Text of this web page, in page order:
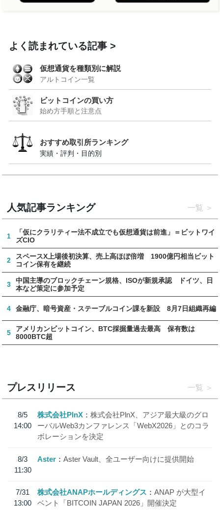
よく読まれている記事
仮想通貨を種類別に解説
アルトコイン一覧
ビットコインの買い方
始め方手順と注意点
おすすめ取引所ランキング
実績・評判・目的別
人気記事ランキング 一覧
1
「仮にクラリティー法不成立でも仮想通貨は前進」＝ビットワイ
ズCIO
2
スペースX上場後初決算、売上高ほぼ倍増 1900億円相当ビット
コイン保有を継続
3
中国主導のブロックチェーン規格、ISOが新規承認 ドイツ、日
本など策定に参加予定
4 金融庁、暗号資産・ステーブルコイン課を新設 8月7日組織再編
5
アメリカンビットコイン、BTC採掘量過去最高 保有数は
8000BTC超
プレスリリース 一覧
8/5
14:00
株式会社PlnX
株式会社PlnX、アジア最大級のグロ
ーバルWeb3カンファレンス「WebX2026」とのコラ
ボレーションを決定
8/3
11:30
Aster Aster Vault、全ユーザー向けに提供開始
7/31
13:00
株式会社ANAPホールディングス
ANAP が大型イ
ベント「BITCOIN JAPAN 2026」開催決定